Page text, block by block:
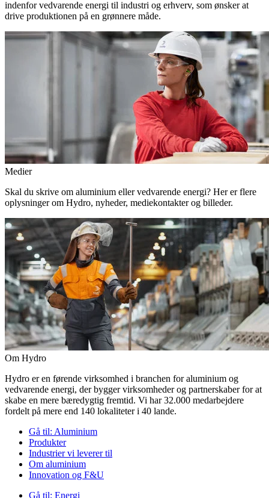
indenfor vedvarende energi til industri og erhverv, som ønsker at
drive produktionen på en grønnere måde.
Medier
Skal du skrive om aluminium eller vedvarende energi? Her er flere
oplysninger om Hydro, nyheder, mediekontakter og billeder.
Om Hydro
Hydro er en førende virksomhed i branchen for aluminium og
vedvarende energi, der bygger virksomheder og partnerskaber for at
skabe en mere bæredygtig fremtid. Vi har 32.000 medarbejdere
fordelt på mere end 140 lokaliteter i 40 lande.
Gå til: Aluminium
Produkter
Industrier vi leverer til
Om aluminium
Innovation og F&U
Gå til: Energi